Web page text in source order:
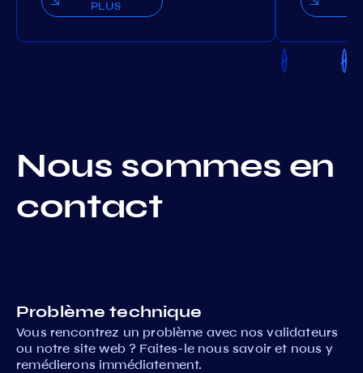
PLUS
Nous sommes en
contact
Problème technique
Vous rencontrez un problème avec nos validateurs
ou notre site web ? Faites-le nous savoir et nous y
remédierons immédiatement.